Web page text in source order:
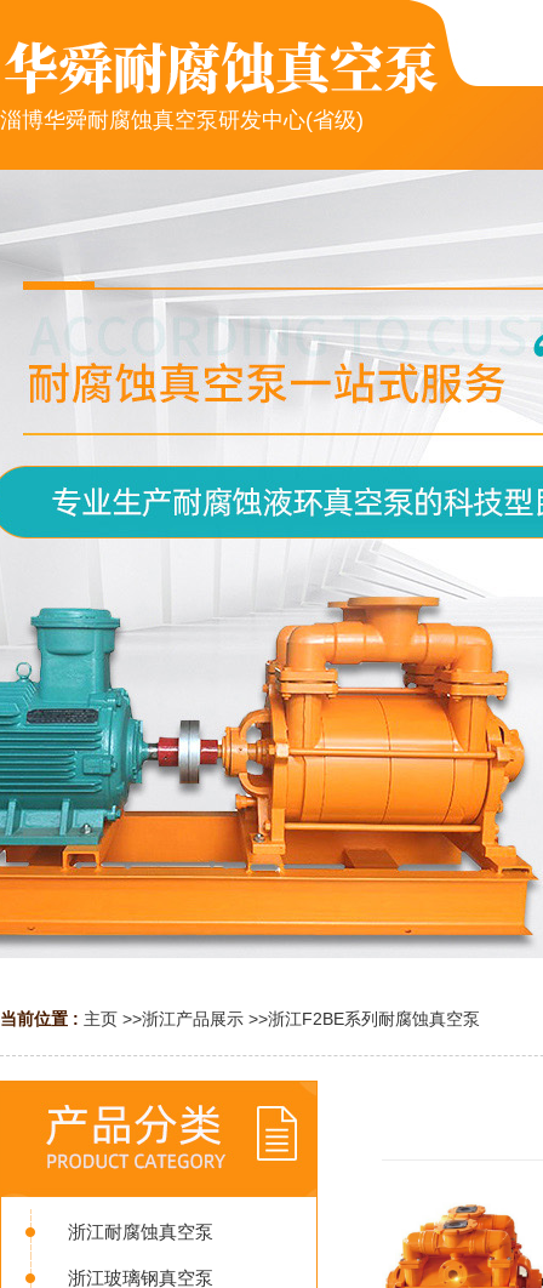
淄博华舜耐腐蚀真空泵研发中心(省级)
当前位置 : 主页 >>浙江产品展示 >>浙江F2BE系列耐腐蚀真空泵
浙江耐腐蚀真空泵
浙江玻璃钢真空泵